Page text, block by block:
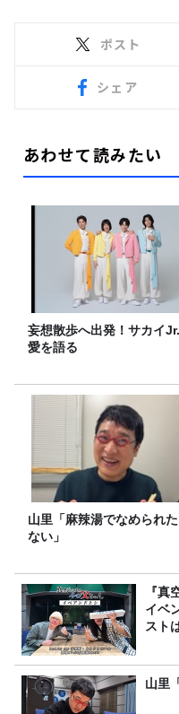
ポスト
シェア
あわせて読みたい
妄想散歩へ出発！サカイ
愛を語る
山里「麻辣湯でなめられた
ない」
『真
イベ
スト
山里